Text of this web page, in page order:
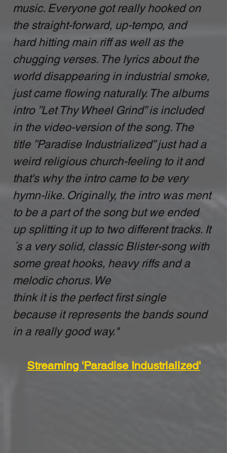
music. Everyone got really hooked on
the straight-forward, up-tempo, and
hard hitting main riff as well as the
chugging verses. The lyrics about the
world disappearing in industrial smoke,
just came flowing naturally. The albums
intro ”Let Thy Wheel Grind” is included
in the video-version of the song. The
title ”Paradise Industrialized” just had a
weird religious church-feeling to it and
that's why the intro came to be very
hymn-like. Originally, the intro was ment
to be a part of the song but we ended
up splitting it up to two different tracks. It
´s a very solid, classic Blister-song with
some great hooks, heavy riffs and a
melodic chorus. We
think it is the perfect first single
because it represents the bands sound
in a really good way."
Streaming 'Paradise Industrialized'